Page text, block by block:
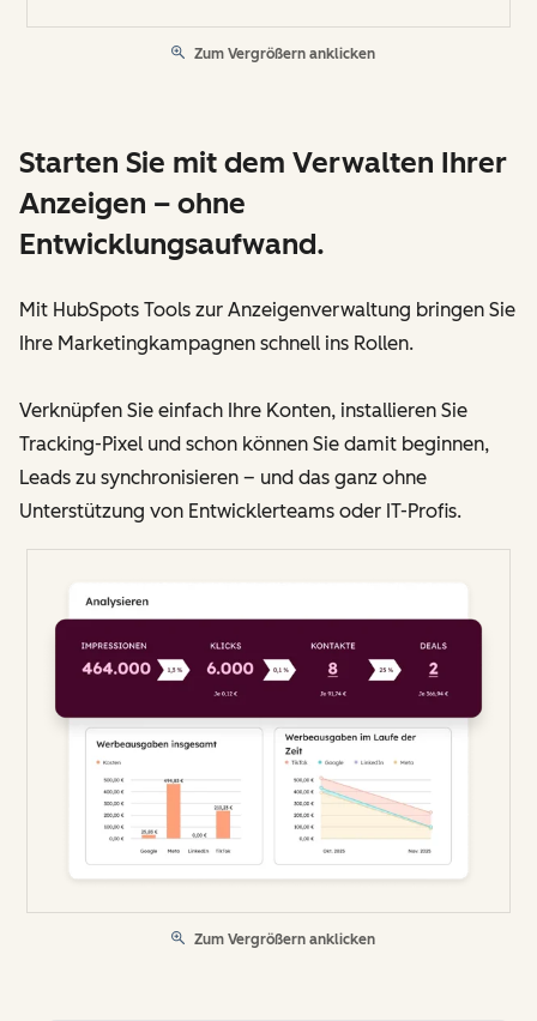
Zum Vergrößern anklicken
Starten Sie mit dem Verwalten Ihrer
Anzeigen – ohne
Entwicklungsaufwand.
Mit HubSpots Tools zur Anzeigenverwaltung bringen Sie
Ihre Marketingkampagnen schnell ins Rollen.
Verknüpfen Sie einfach Ihre Konten, installieren Sie
Tracking-Pixel und schon können Sie damit beginnen,
Leads zu synchronisieren – und das ganz ohne
Unterstützung von Entwicklerteams oder IT-Profis.
Zum Vergrößern anklicken